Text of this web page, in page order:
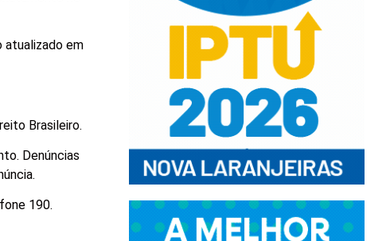
atualizado em
Brasileiro.
Denúncias
190.